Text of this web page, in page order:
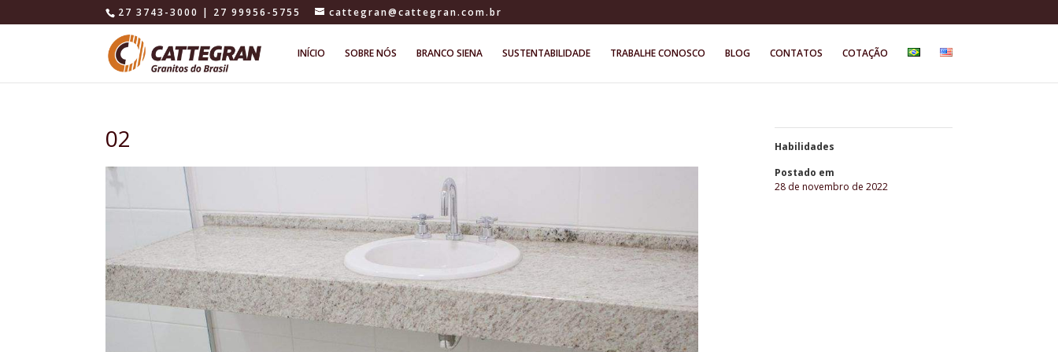
27 3743-3000 | 27 99956-5755 cattegran@cattegran.com.br
INÍCIO SOBRE NÓS BRANCO SIENA SUSTENTABILIDADE TRABALHE CONOSCO BLOG CONTATOS COTAÇÃO
02
Habilidades
Postado em
28 de novembro de 2022